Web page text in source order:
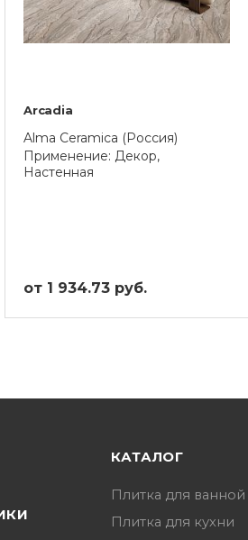
Arcadia
Alma Ceramica (Россия)
Применение: Декор,
Настенная
от 1 934.73 руб.
КАТАЛОГ
Плитка для ванной
Плитка для кухни